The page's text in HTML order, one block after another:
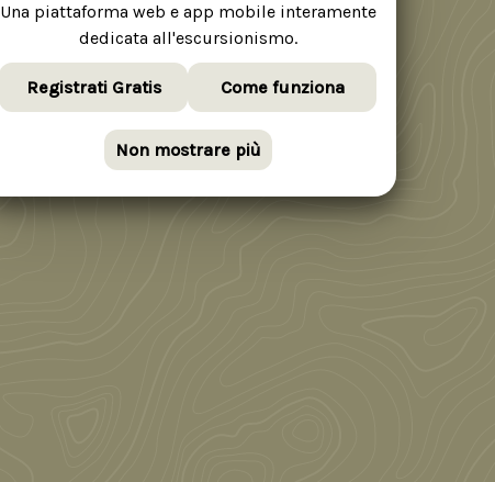
Una piattaforma web e app mobile interamente
dedicata all'escursionismo.
Registrati Gratis Come funziona
Non mostrare più